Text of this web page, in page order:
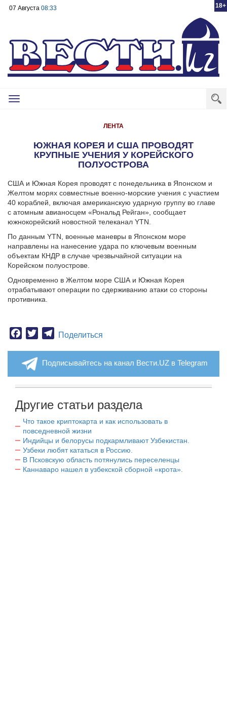
18+
07 Августа 08:33
Toggle
ЛЕНТА
ЮЖНАЯ КОРЕЯ И США ПРОВОДЯТ
КРУПНЫЕ УЧЕНИЯ У КОРЕЙСКОГО
ПОЛУОСТРОВА
США и Южная Корея проводят с понедельника в Японском и
Желтом морях совместные военно-морские учения с участием
40 кораблей, включая американскую ударную группу во главе
с атомным авианосцем «Рональд Рейган», сообщает
южнокорейский новостной телеканал YTN.
По данным YTN, военные маневры в Японском море
направлены на нанесение удара по ключевым военным
объектам КНДР в случае чрезвычайной ситуации на
Корейском полуострове.
Одновременно в Желтом море США и Южная Корея
отрабатывают операции по сдерживанию атаки со стороны
противника.
Facebook
TwitterTelegram
Поделиться
Подписывайтесь на канал Вести.UZ в Telegram
Другие статьи раздела
Что такое криптокарта и как использовать в
повседневной жизни
Индийцы и белорусы подкармливают Узбекистан.
Узбеки любят кататься в Россию.
В Псковскую область потянулись переселенцы
Каннаваро нашел в узбекской сборной «крота».